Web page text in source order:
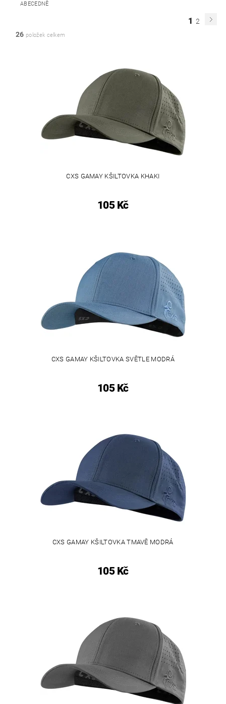
ABECEDNĚ
1 2
26 položek celkem
CXS GAMAY KŠILTOVKA KHAKI
105 Kč
CXS GAMAY KŠILTOVKA SVĚTLE MODRÁ
105 Kč
CXS GAMAY KŠILTOVKA TMAVĚ MODRÁ
105 Kč